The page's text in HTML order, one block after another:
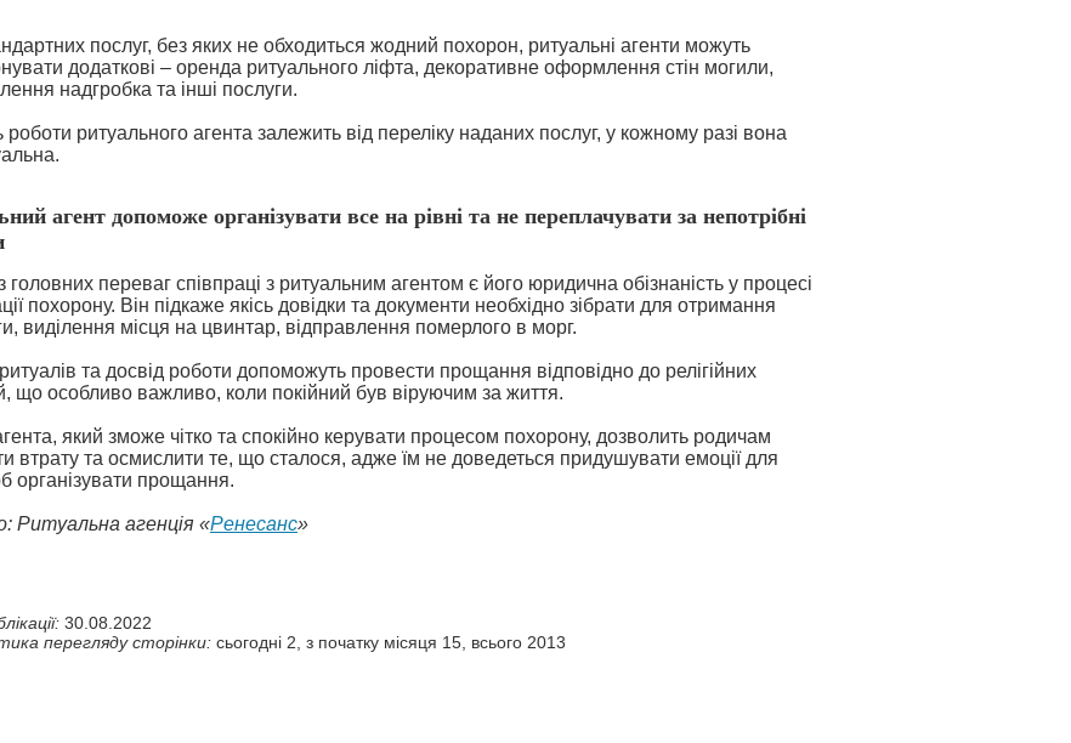
послуг, без яких не обходиться жодний похорон, ритуальні агенти можуть
додаткові – оренда ритуального ліфта, декоративне оформлення стін могили,
надгробка та інші послуги.
роботи ритуального агента залежить від переліку наданих послуг, у кожному разі вона
агент допоможе організувати все на рівні та не переплачувати за непотрібні
головних переваг співпраці з ритуальним агентом є його юридична обізнаність у процесі
похорону. Він підкаже якісь довідки та документи необхідно зібрати для отримання
виділення місця на цвинтар, відправлення померлого в морг.
та досвід роботи допоможуть провести прощання відповідно до релігійних
що особливо важливо, коли покійний був віруючим за життя.
який зможе чітко та спокійно керувати процесом похорону, дозволить родичам
втрату та осмислити те, що сталося, адже їм не доведеться придушувати емоції для
організувати прощання.
Ритуальна агенція «Ренесанс»
30.08.2022
перегляду сторінки: сьогодні 2, з початку місяця 15, всього 2013